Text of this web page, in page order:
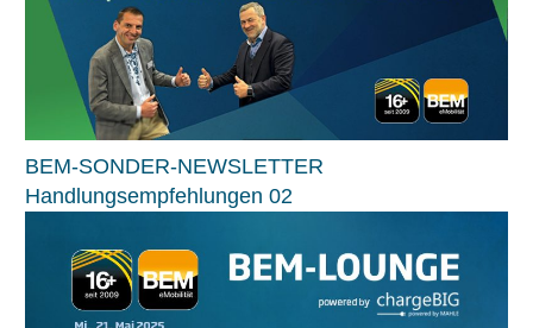
BEM-SONDER-NEWSLETTER
Handlungsempfehlungen 02